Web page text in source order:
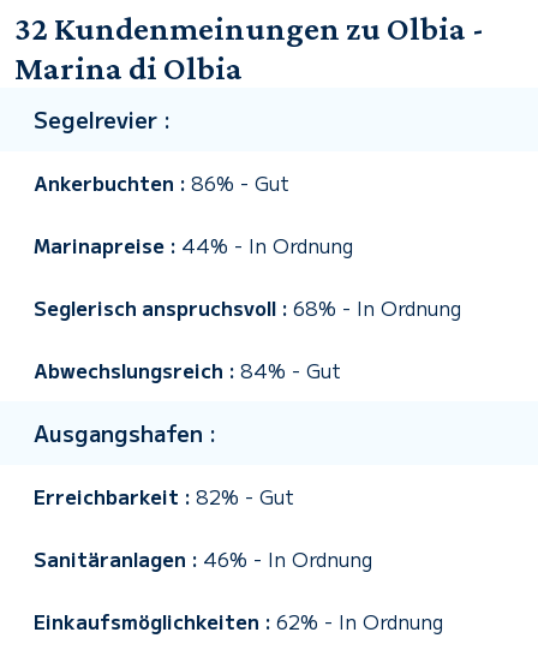
32 Kundenmeinungen zu Olbia -
Marina di Olbia
Segelrevier :
Ankerbuchten : 86% - Gut
Marinapreise : 44% - In Ordnung
Seglerisch anspruchsvoll : 68% - In Ordnung
Abwechslungsreich : 84% - Gut
Ausgangshafen :
Erreichbarkeit : 82% - Gut
Sanitäranlagen : 46% - In Ordnung
Einkaufsmöglichkeiten : 62% - In Ordnung